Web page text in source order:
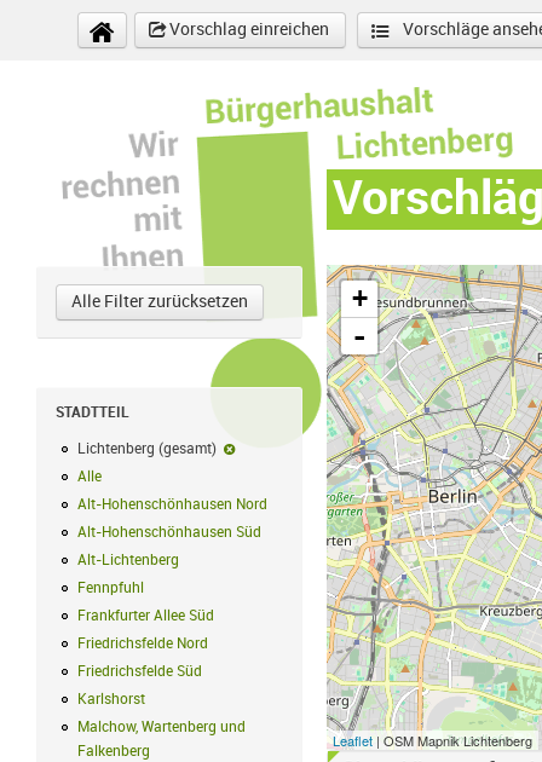
Direkt zum Inhalt
Vorschlag einreichen
Vorschläge
Alle Filter zurücksetzen
STADTTEIL
Lichtenberg (gesamt)
Lichtenberg (gesamt)-Filter entfernen
Alle
Alt-Hohenschönhausen Nord
Alt-Hohenschönhausen Nord Filter
Alt-Hohenschönhausen Süd
Alt-Hohenschönhausen Süd Filter
Alt-Lichtenberg Alt-Lichtenberg Filter anwenden
Fennpfuhl
Frankfurter Allee Süd
Frankfurter Allee Süd Filter anwenden
Friedrichsfelde Nord
Friedrichsfelde Nord Filter anwenden
Friedrichsfelde Süd
Friedrichsfelde Süd Filter anwenden
Karlshorst
Malchow, Wartenberg und
Falkenberg Malchow, Wartenberg und Falkenberg Filter anwenden
+
-
Leaflet | OSM Mapnik Lichtenberg